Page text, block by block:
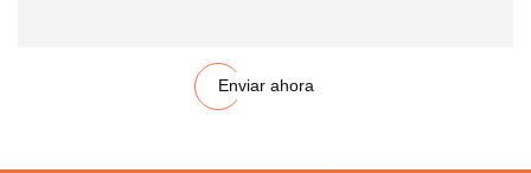
Enviar ahora